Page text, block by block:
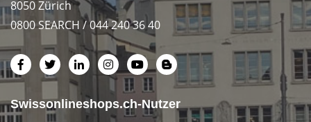
8050 Zürich
0800 SEARCH / 044 240 36 40
Swissonlineshops.ch-Nutzer